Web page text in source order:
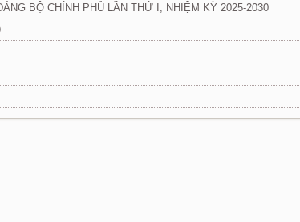
BỘ CHÍNH PHỦ LẦN THỨ I, NHIỆM KỲ 2025-2030